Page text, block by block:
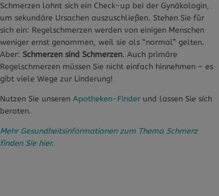
Schmerzen lohnt sich ein Check-up bei der Gynäkologin,
um sekundäre Ursachen auszuschließen. Stehen Sie für
sich ein: Regelschmerzen werden von einigen Menschen
weniger ernst genommen, weil sie als “normal” gelten.
Aber: Schmerzen sind Schmerzen. Auch primäre
Regelschmerzen müssen Sie nicht einfach hinnehmen – es
gibt viele Wege zur Linderung!
Nutzen Sie unseren Apotheken-Finder und lassen Sie sich
beraten.
Mehr Gesundheitsinformationen zum Thema Schmerz
finden Sie hier.